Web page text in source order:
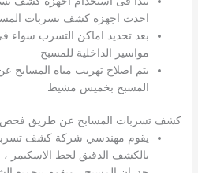
احدث اجهزة كشف تسربات
بعد تحديد اماكن التسرب سواء
مواسير الداخلية للمسبح
يتم اصلاح تهريب مياه
المسبح بخميس مشيط
كشف تسربات المسابح عن طريق فحص
يقوم مهندسي شركة كشف
بالكشف الدقيق لخط الاسكيمر ،